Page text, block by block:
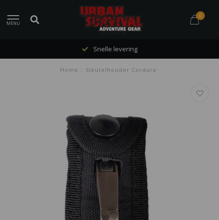
MENU
0
Snelle levering
Home Sleutelhouder Cordura